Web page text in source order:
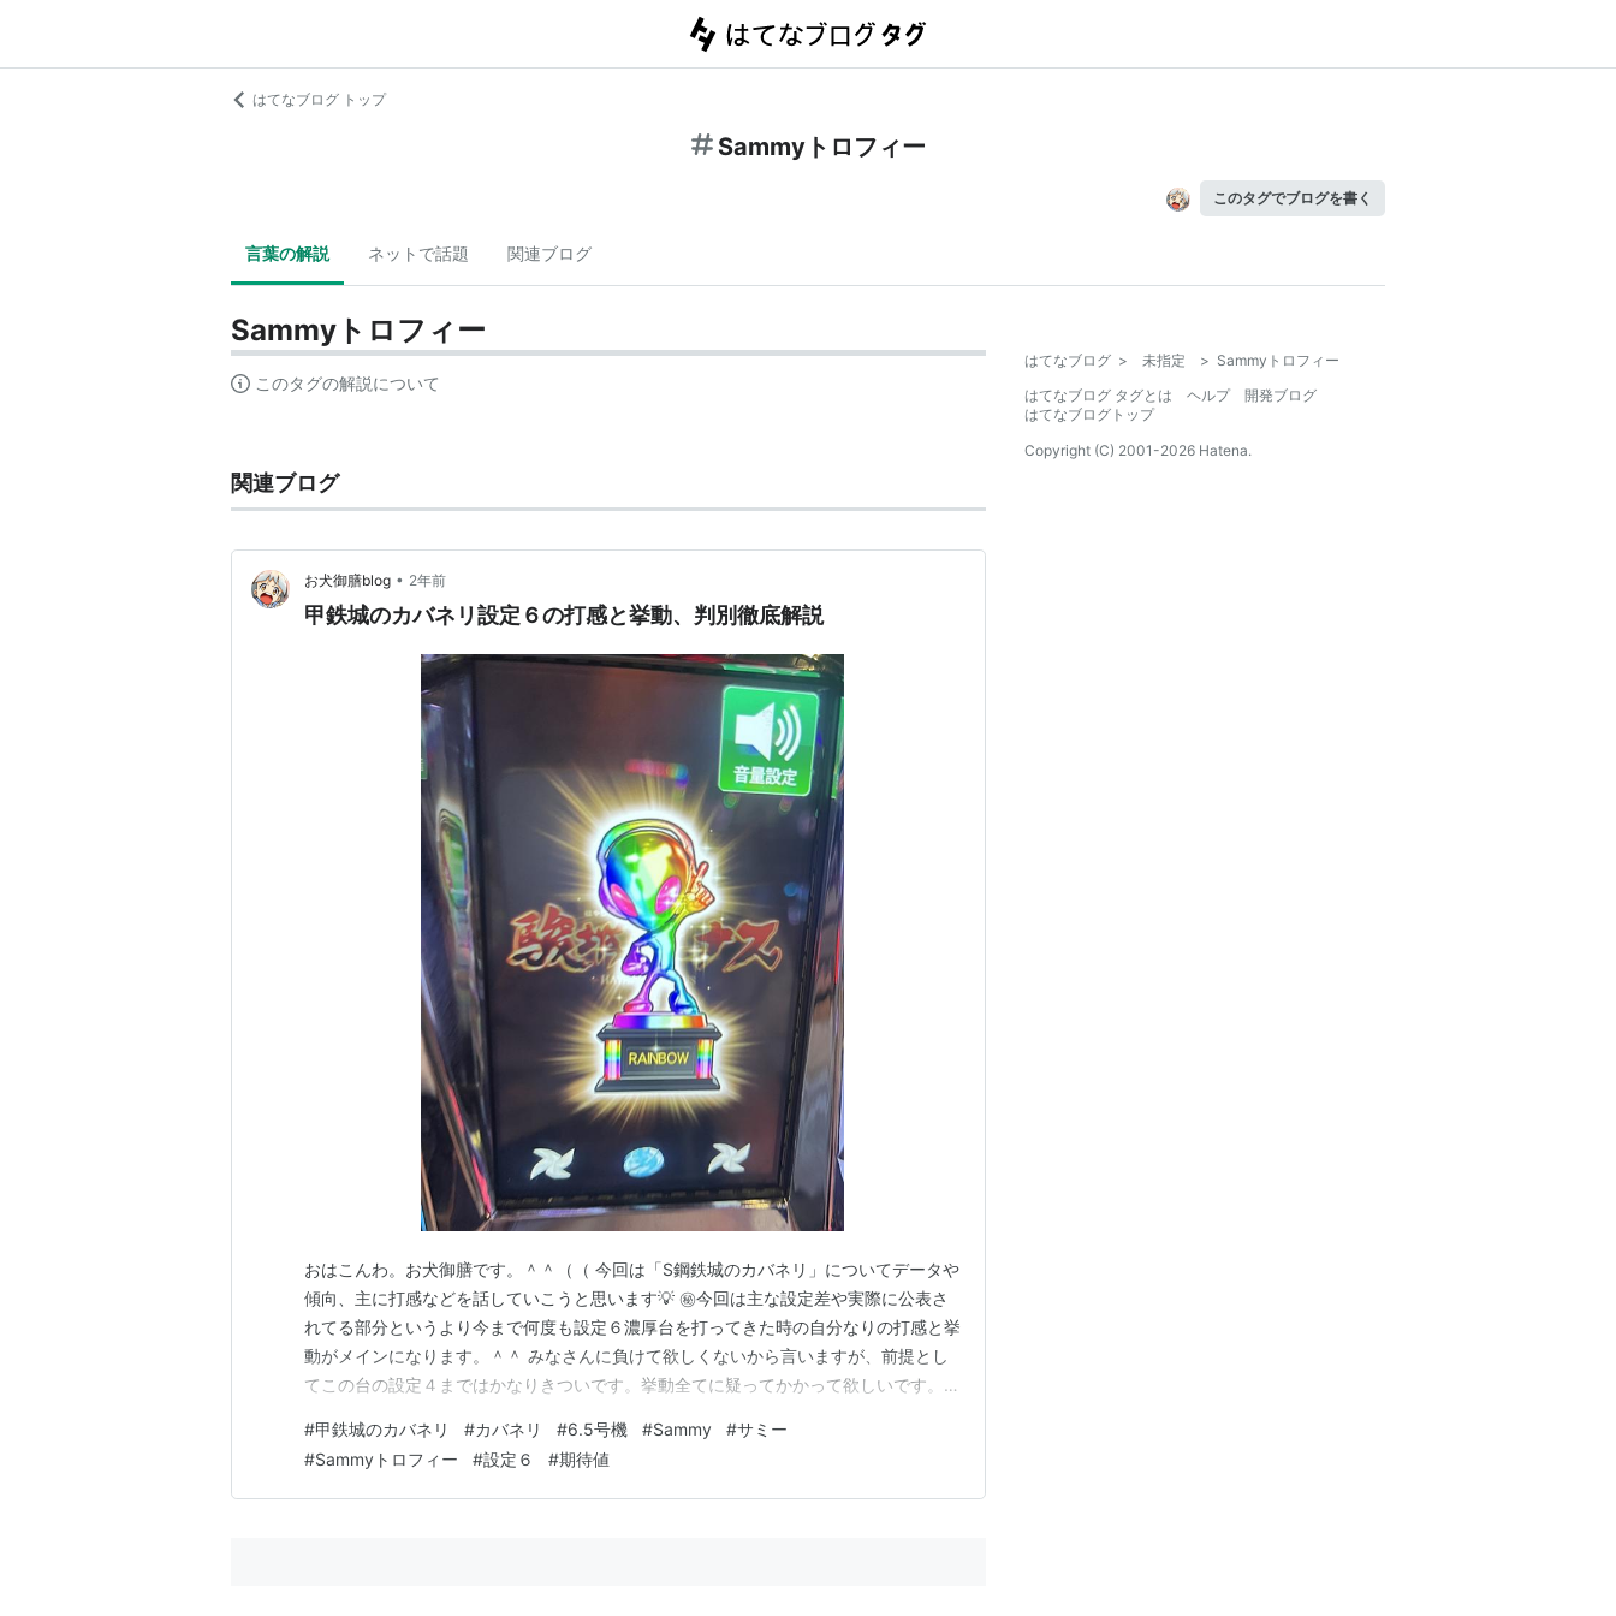
はてなブログ トップ
Sammyトロフィー
このタグでブログを書く
言葉の解説 ネットで話題 関連ブログ
Sammyトロフィー
このタグの解説について
関連ブログ
お犬御膳blog • 2年前
甲鉄城のカバネリ設定６の打感と挙動、判別徹底解説
おはこんわ。お犬御膳です。＾＾（（ 今回は「S鋼鉄城のカバネリ」についてデータや
傾向、主に打感などを話していこうと思います💡 ㊙️今回は主な設定差や実際に公表さ
れてる部分というより今まで何度も設定６濃厚台を打ってきた時の自分なりの打感と挙
動がメインになります。＾＾ みなさんに負けて欲しくないから言いますが、前提とし
てこの台の設定４まではかなりきついです。挙動全てに疑ってかかって欲しいです。
て「何万回転回したもの」とかではなく、終日ぶん回したデータを元にどのような感じ
になったのかをまとめて公表します。 目次 …
#甲鉄城のカバネリ #カバネリ #6.5号機 #Sammy #サミー
#Sammyトロフィー #設定６ #期待値
はてなブログ > 未指定 > Sammyトロフィー
はてなブログ タグとは
ヘルプ
開発ブログ
はてなブログトップ
Copyright (C) 2001-2026 Hatena.